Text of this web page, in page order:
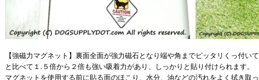
【強磁力マグネット】裏面全面が強力磁石となり端や角までピッタリくっ付
と比べて１.５倍から２倍も強い吸着力があり、しっかりと貼り付けられます。
マグネットを使用する前に貼る面のほこり、水分、油などの汚れをよく拭き取